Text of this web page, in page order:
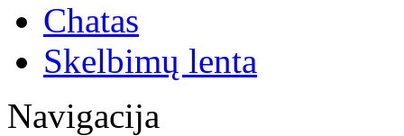
Chatas
Skelbimų lenta
Navigacija